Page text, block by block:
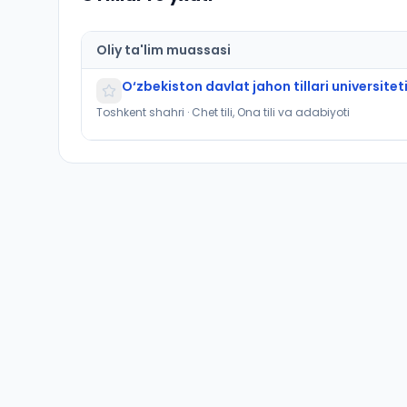
Oliy ta'lim muassasi
O‘zbekiston davlat jahon tillari universiteti
Toshkent shahri · Chet tili, Ona tili va adabiyoti